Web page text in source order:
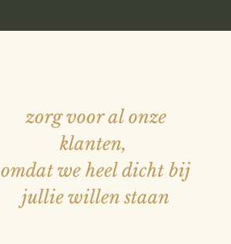
zorg voor al onze
klanten,
omdat we heel dicht bij
jullie willen staan